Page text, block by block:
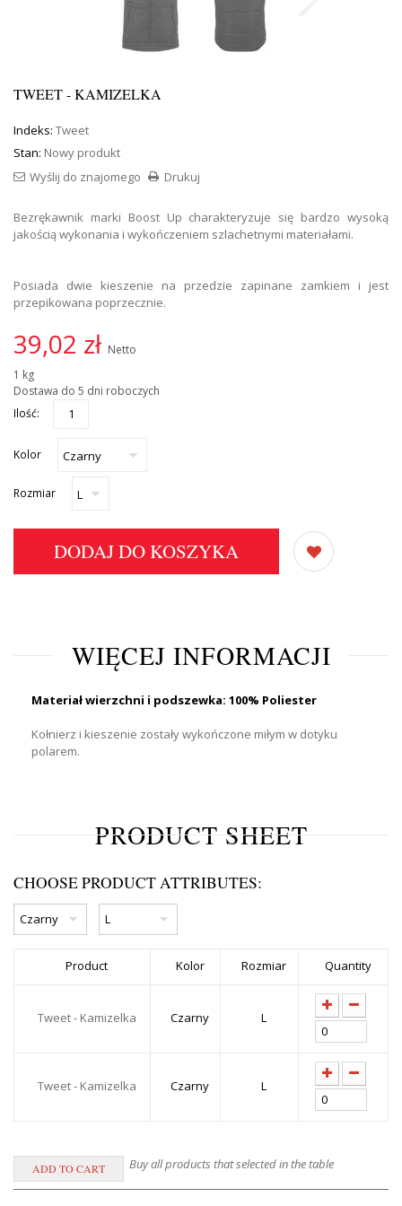
TWEET - KAMIZELKA
Indeks: Tweet
Stan: Nowy produkt
Drukuj
Wyślij do znajomego
Bezrękawnik marki Boost Up charakteryzuje się bardzo wysoką
jakością wykonania i wykończeniem szlachetnymi materiałami.
Posiada dwie kieszenie na przedzie zapinane zamkiem i jest
przepikowana poprzecznie.
39,02 zł Netto
1 kg
Dostawa do 5 dni roboczych
Ilość:
Kolor
Rozmiar
DODAJ DO KOSZYKA
WIĘCEJ INFORMACJI
Materiał wierzchni i podszewka: 100% Poliester
Kołnierz i kieszenie zostały wykończone miłym w dotyku
polarem.
PRODUCT SHEET
CHOOSE PRODUCT ATTRIBUTES:
Product Kolor Rozmiar Quantity
Tweet - Kamizelka Czarny L
Tweet - Kamizelka Czarny L
Buy all products that selected in the table